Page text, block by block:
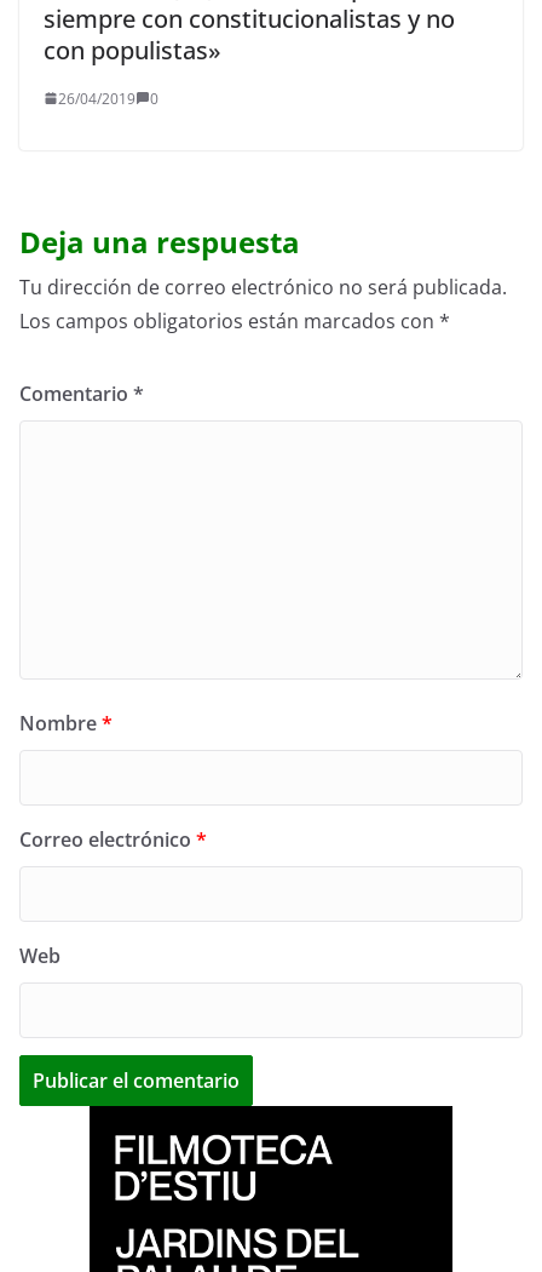
siempre con constitucionalistas y no
con populistas»
26/04/2019 0
Deja una respuesta
Tu dirección de correo electrónico no será publicada.
Los campos obligatorios están marcados con *
Comentario *
Nombre*
Correo electrónico *
Web